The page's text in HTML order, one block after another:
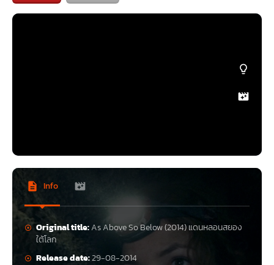
Info
Original title:As Above So Below (2014) แดนหลอนสยอง
ใต้โลก
Release date:29-08-2014